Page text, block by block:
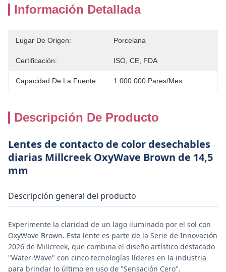
Información Detallada
Lugar De Origen: Porcelana
Certificación: ISO, CE, FDA
Capacidad De La Fuente: 1.000.000 Pares/mes
Descripción De Producto
Lentes de contacto de color desechables
diarias Millcreek OxyWave Brown de 14,5
mm
Descripción general del producto
Experimente la claridad de un lago iluminado por el sol con
OxyWave Brown. Esta lente es parte de la Serie de Innovación
2026 de Millcreek, que combina el diseño artístico destacado
"Water-Wave" con cinco tecnologías líderes en la industria
para brindar lo último en uso de "Sensación Cero".